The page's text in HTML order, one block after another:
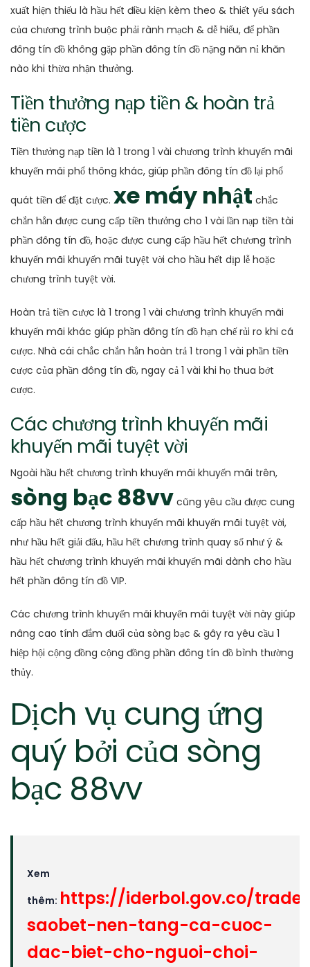
xuất hiện thiếu là hầu hết điều kiện kèm theo & thiết yếu sách
của chương trình buộc phải rành mạch & dễ hiểu, để phần
đông tín đồ không gặp phần đông tín đồ nặng năn nỉ khăn
nào khi thừa nhận thưởng.
Tiền thưởng nạp tiền & hoàn trả
tiền cược
Tiền thưởng nạp tiền là 1 trong 1 vài chương trình khuyến mãi
khuyến mãi phổ thông khác, giúp phần đông tín đồ lại phổ
quát tiền để đặt cược. xe máy nhật chắc
chắn hẳn được cung cấp tiền thưởng cho 1 vài lần nạp tiền tài
phần đông tín đồ, hoặc được cung cấp hầu hết chương trình
khuyến mãi khuyến mãi tuyệt vời cho hầu hết dịp lễ hoặc
chương trình tuyệt vời.
Hoàn trả tiền cược là 1 trong 1 vài chương trình khuyến mãi
khuyến mãi khác giúp phần đông tín đồ hạn chế rủi ro khi cá
cược. Nhà cái chắc chắn hẳn hoàn trả 1 trong 1 vài phần tiền
cược của phần đông tín đồ, ngay cả 1 vài khi họ thua bớt
cược.
Các chương trình khuyến mãi
khuyến mãi tuyệt vời
Ngoài hầu hết chương trình khuyến mãi khuyến mãi trên,
sòng bạc 88vv cũng yêu cầu được cung
cấp hầu hết chương trình khuyến mãi khuyến mãi tuyệt vời,
như hầu hết giải đấu, hầu hết chương trình quay số như ý &
hầu hết chương trình khuyến mãi khuyến mãi dành cho hầu
hết phần đông tín đồ VIP.
Các chương trình khuyến mãi khuyến mãi tuyệt vời này giúp
nâng cao tính đắm đuối của sòng bạc & gây ra yêu cầu 1
hiệp hội cộng đồng cộng đồng phần đông tín đồ bình thường
thủy.
Dịch vụ cung ứng
quý bởi của sòng
bạc 88vv
Xem
thêm: https://iderbol.gov.co/
saobet-nen-tang-ca-cuoc-
dac-biet-cho-nguoi-choi-